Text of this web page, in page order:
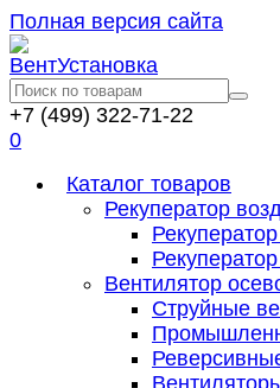
Полная версия сайта
+7 (499) 322-71-22
0
Каталог товаров
Рекуператор
Вентилятор
Струйные